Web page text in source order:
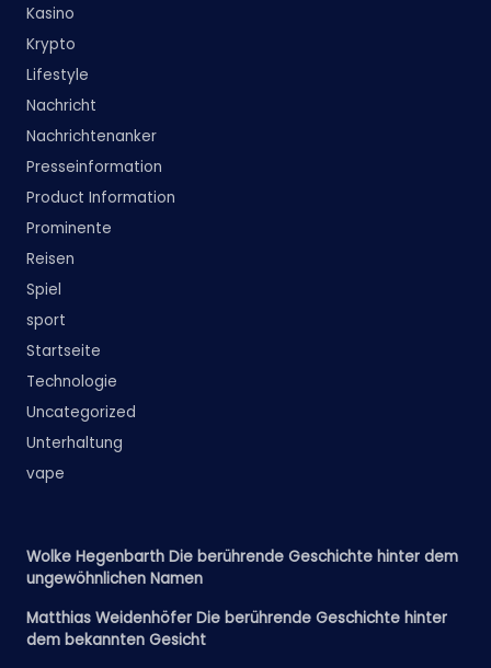
Kasino
Krypto
Lifestyle
Nachricht
Nachrichtenanker
Presseinformation
Product Information
Prominente
Reisen
Spiel
sport
Startseite
Technologie
Uncategorized
Unterhaltung
vape
Wolke Hegenbarth Die berührende Geschichte hinter dem
ungewöhnlichen Namen
Matthias Weidenhöfer Die berührende Geschichte hinter
dem bekannten Gesicht